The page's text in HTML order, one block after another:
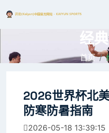
经
首页
2026世界杯北
防寒防暑指南
2026-05-18 13:39:15